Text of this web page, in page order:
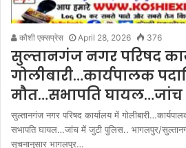
कौशी एक्सप्रेस April 28, 2026 376
सुल्तानगंज नगर परिषद
गोलीबारी…कार्यपालक
मौत…सभापति
सुल्तानगंज नगर परिषद कार्यालय में
सभापति घायल…जांच में जुटी पुलिस.. भागलपुर/
सूचनानुसार भागलपुर…